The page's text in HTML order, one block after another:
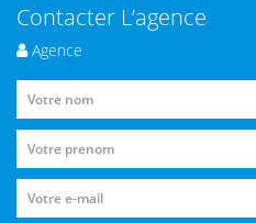
Contacter L’agence
Agence